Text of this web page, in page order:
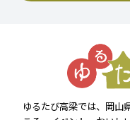
ゆるたび高梁では、岡山